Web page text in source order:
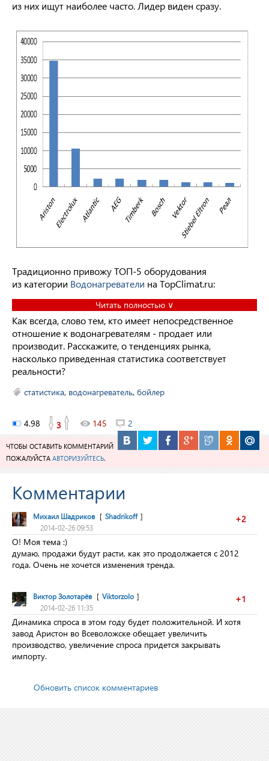
из них ищут наиболее часто. Лидер виден сразу.
Традиционно привожу ТОП-5 оборудования
из категории Водонагреватели на TopClimat.ru:
Читать полностью ∨
Как всегда, слово тем, кто имеет непосредственное
отношение к водонагревателям - продает или
производит. Расскажите, о тенденциях рынка,
насколько приведенная статистика соответствует
реальности?
статистика, водонагреватель, бойлер
4.98 3 145 2
ЧТОБЫ ОСТАВИТЬ КОММЕНТАРИЙ
ПОЖАЛУЙСТА АВТОРИЗУЙТЕСЬ.
Комментарии
+2
Михаил Шадриков [ Shadrikoff ]
2014-02-26 09:53
О! Моя тема :)
думаю, продажи будут расти, как это продолжается с 2012
года. Очень не хочется изменения тренда.
+1
Виктор Золотарёв [ Viktorzolo ]
2014-02-26 11:35
Динамика спроса в этом году будет положительной. И хотя
завод Аристон во Всеволожске обещает увеличить
производство, увеличение спроса придется закрывать
импорту.
Обновить список комментариев